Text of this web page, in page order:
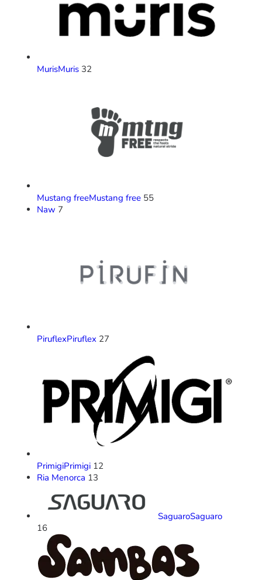
MurisMuris 32
Mustang freeMustang free 55
Naw 7
PiruflexPiruflex 27
PrimigiPrimigi 12
Ria Menorca 13
SaguaroSaguaro
16